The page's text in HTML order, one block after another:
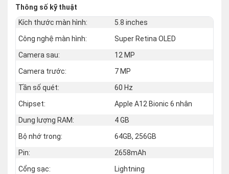
Thông số kỹ thuật
Kích thước màn hình:
5.8 inches
Công nghệ màn hình:
Super Retina OLED
Camera sau:
12 MP
Camera trước:
7 MP
Tần số quét:
60 Hz
Chipset:
Apple A12 Bionic 6 nhân
Dung lượng RAM:
4 GB
Bộ nhớ trong:
64GB, 256GB
Pin:
2658mAh
Cổng sạc:
Lightning